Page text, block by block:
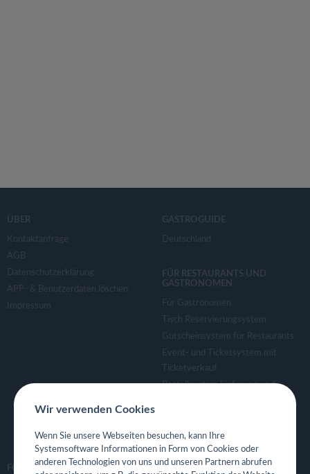
ÜBER
Kontaktanfrage
AGB
Datenschutzerklärung
APP- & Benutzerdaten löschen
Impressum
GASTROGUIDE
Deutschland
FÜR RESTAURANTS UND
GASTRONOMEN
Für Gastronomen
Tisch Reservierungsystem
Gutscheinsystem für Restaurants
Event- und Ticketsystem mit
Ticketverkauf
Bestellsystem Lieferung und
Eigene App für Restaurant
FOLGE UNS
Wir verwenden Cookies
Wenn Sie unsere Webseiten besuchen, kann Ihre
Systemsoftware Informationen in Form von Cookies oder
anderen Technologien von uns und unseren Partnern abrufen